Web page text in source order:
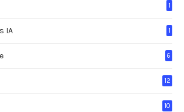
1
IA 1
6
12
10